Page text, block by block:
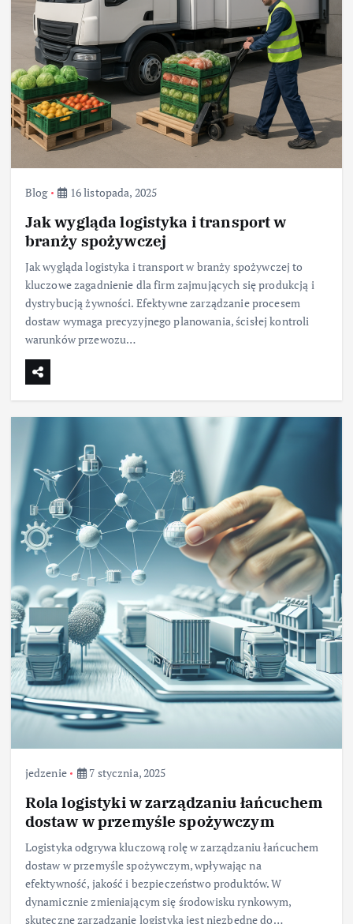
Blog 16 listopada, 2025
Jak wygląda logistyka i transport w
branży spożywczej
Jak wygląda logistyka i transport w branży spożywczej to
kluczowe zagadnienie dla firm zajmujących się produkcją i
dystrybucją żywności. Efektywne zarządzanie procesem
dostaw wymaga precyzyjnego planowania, ścisłej kontroli
warunków przewozu…
jedzenie 7 stycznia, 2025
Rola logistyki w zarządzaniu łańcuchem
dostaw w przemyśle spożywczym
Logistyka odgrywa kluczową rolę w zarządzaniu łańcuchem
dostaw w przemyśle spożywczym, wpływając na
efektywność, jakość i bezpieczeństwo produktów. W
dynamicznie zmieniającym się środowisku rynkowym,
skuteczne zarządzanie logistyką jest niezbędne do…